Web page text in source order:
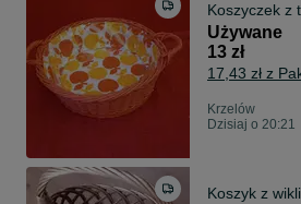
Koszyczek z
Używane
13 zł
17,43 zł z
Krzelów
Dzisiaj o 20:21
Koszyk z